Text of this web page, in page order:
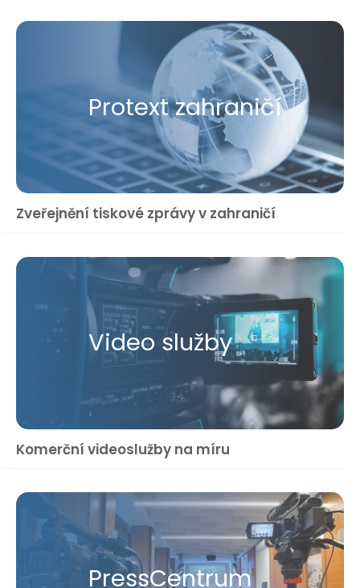
Protext zahraničí
Zveřejnění tiskové zprávy v zahraničí
Video služby
Komerční videoslužby na míru
Press​Centrum